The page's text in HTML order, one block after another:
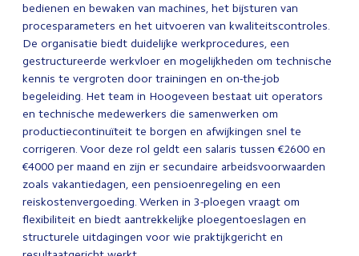
bedienen en bewaken van machines, het bijsturen van
procesparameters en het uitvoeren van kwaliteitscontroles.
De organisatie biedt duidelijke werkprocedures, een
gestructureerde werkvloer en mogelijkheden om technische
kennis te vergroten door trainingen en on-the-job
begeleiding. Het team in Hoogeveen bestaat uit operators
en technische medewerkers die samenwerken om
productiecontinuïteit te borgen en afwijkingen snel te
corrigeren. Voor deze rol geldt een salaris tussen €2600 en
€4000 per maand en zijn er secundaire arbeidsvoorwaarden
zoals vakantiedagen, een pensioenregeling en een
reiskostenvergoeding. Werken in 3-ploegen vraagt om
flexibiliteit en biedt aantrekkelijke ploegentoeslagen en
structurele uitdagingen voor wie praktijkgericht en